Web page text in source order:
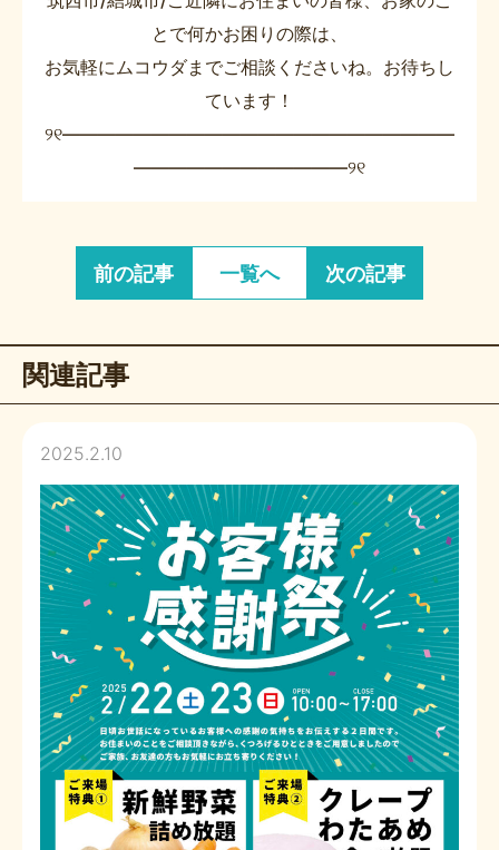
とで何かお困りの際は、
お気軽にムコウダまでご相談くださいね。お待ちし
ています！
୨୧――――――――――――――――――――――
――――――――――――୨୧
前の記事 一覧へ 次の記事
関連記事
2025.2.10